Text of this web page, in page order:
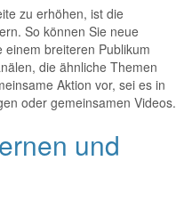
zu erhöhen, ist die
So können Sie neue
breiteren Publikum
die ähnliche Themen
Aktion vor, sei es in
oder gemeinsamen Videos.
und